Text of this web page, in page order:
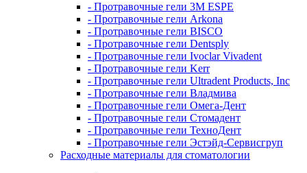
- Протравочные гели 3М ESPE
- Протравочные гели Arkona
- Протравочные гели BISCO
- Протравочные гели Dentsply
- Протравочные гели Ivoclar Vivadent
- Протравочные гели Kerr
- Протравочные гели Ultradent Products, Inc
- Протравочные гели Владмива
- Протравочные гели Омега-Дент
- Протравочные гели Стомадент
- Протравочные гели ТехноДент
- Протравочные гели Эстэйд-Сервисгруп
Расходные материалы для стоматологии